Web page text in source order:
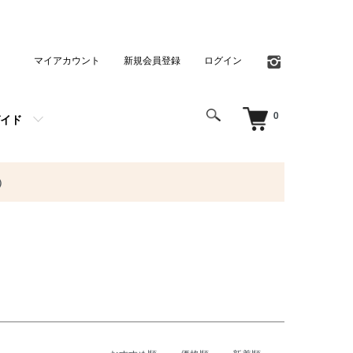
0
ド
マイアカウント 新規会員登録 ログイン